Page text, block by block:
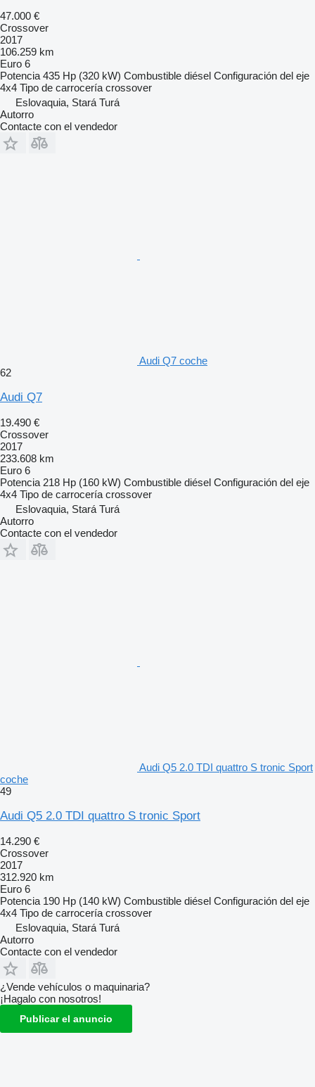
47.000 €
Crossover
2017
106.259 km
Euro 6
Potencia 435 Hp (320 kW) Combustible diésel Configuración del eje
4x4 Tipo de carrocería crossover
Eslovaquia, Stará Turá
Autorro
Contacte con el vendedor
Audi Q7 coche
62
Audi Q7
19.490 €
Crossover
2017
233.608 km
Euro 6
Potencia 218 Hp (160 kW) Combustible diésel Configuración del eje
4x4 Tipo de carrocería crossover
Eslovaquia, Stará Turá
Autorro
Contacte con el vendedor
Audi Q5 2.0 TDI quattro S tronic Sport
coche
49
Audi Q5 2.0 TDI quattro S tronic Sport
14.290 €
Crossover
2017
312.920 km
Euro 6
Potencia 190 Hp (140 kW) Combustible diésel Configuración del eje
4x4 Tipo de carrocería crossover
Eslovaquia, Stará Turá
Autorro
Contacte con el vendedor
¿Vende vehículos o maquinaria?
¡Hagalo con nosotros!
Publicar el anuncio